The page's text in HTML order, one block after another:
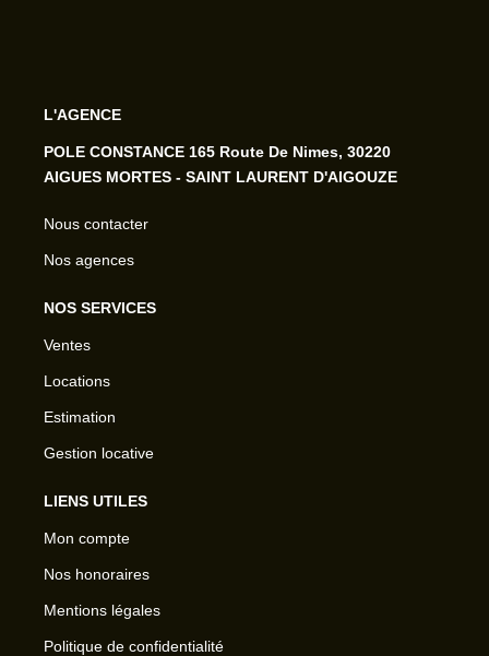
L'AGENCE
POLE CONSTANCE 165 Route De Nimes, 30220
AIGUES MORTES - SAINT LAURENT D'AIGOUZE
Nous contacter
Nos agences
NOS SERVICES
Ventes
Locations
Estimation
Gestion locative
LIENS UTILES
Mon compte
Nos honoraires
Mentions légales
Politique de confidentialité